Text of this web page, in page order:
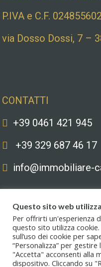
P.IVA e C.F.
via Dosso Dossi, 7 –
CONTATTI
+39 0461 421 945
+39 329 687 46 17
info@immobiliare-
Copyright © 2020. All Rights
immagini hanno valore
possono
Questo sito web
Per offrirti un'esperienza
questo sito utilizza
sull’uso dei cookie per
“Personalizza” per
"Accetta" acconsenti alla
dispositivo. Cliccando su